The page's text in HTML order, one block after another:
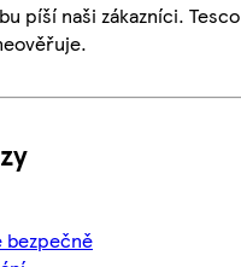
píší naši zákazníci. Tesco
bezpečně